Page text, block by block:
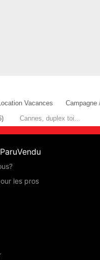
Vacances
Campagne
Cannes, duplex toi...
les pros